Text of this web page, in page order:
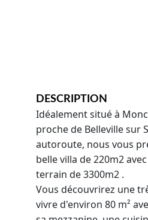
DESCRIPTION
Idéalement situé à
proche de Belleville sur
autoroute, nous vous
belle villa de 220m2
terrain de 3300m2 .
Vous découvrirez une
vivre d'environ 80 m²